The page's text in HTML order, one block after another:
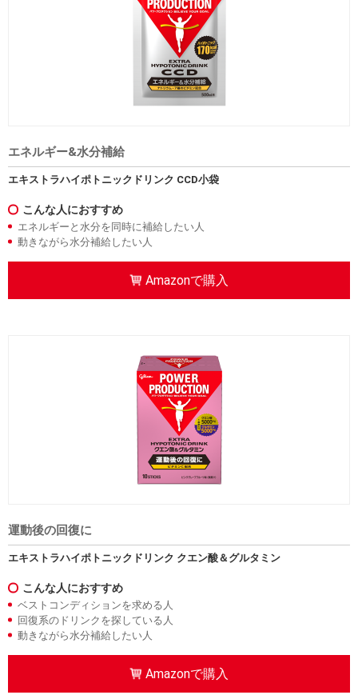
エネルギー&水分補給
エキストラハイポトニックドリンク CCD小袋
こんな人におすすめ
エネルギーと水分を同時に補給したい人
動きながら水分補給したい人
Amazonで購入
運動後の回復に
エキストラハイポトニックドリンク クエン酸＆グルタミン
こんな人におすすめ
ベストコンディションを求める人
回復系のドリンクを探している人
動きながら水分補給したい人
Amazonで購入